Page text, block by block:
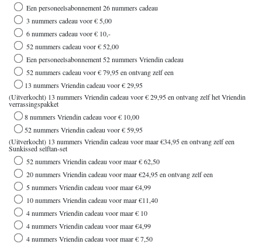
Een personeelsabonnement 26 nummers cadeau
3 nummers cadeau voor € 5,00
6 nummers cadeau voor € 10,-
52 nummers cadeau voor € 52,00
Een personeelsabonnement 52 nummers Vriendin cadeau
52 nummers cadeau voor € 79,95 en ontvang zelf een
13 nummers Vriendin cadeau voor € 29,95
(Uitverkocht) 13 nummers Vriendin cadeau voor € 29,95 en ontvang zelf het Vriendin
verrassingspakket
8 nummers Vriendin cadeau voor € 10,00
52 nummers Vriendin cadeau voor € 59,95
(Uitverkocht) 13 nummers Vriendin cadeau voor maar €34,95 en ontvang zelf een
Sunkissed selftan-set
52 nummers Vriendin cadeau voor maar € 62,50
20 nummers Vriendin cadeau voor maar €24,95 en ontvang zelf een
5 nummers Vriendin cadeau voor maar €4,99
10 nummers Vriendin cadeau voor maar €11,40
4 nummers Vriendin cadeau voor maar € 10
4 nummers Vriendin cadeau voor maar €4,99
4 nummers Vriendin cadeau voor maar € 7,50